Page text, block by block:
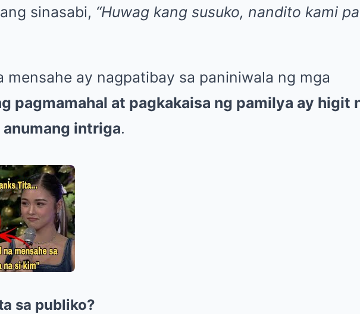
sinasabi, “Huwag kang susuko, nandito kami
mensahe ay nagpatibay sa paniniwala ng mga
pagmamahal at pagkakaisa ng pamilya ay higit
intriga.
sa publiko?